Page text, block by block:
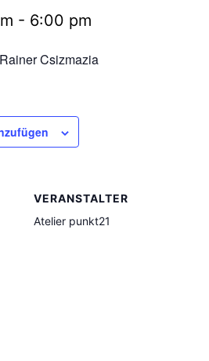
- 6:00 pm
Csizmazia
VERANSTALTER
Atelier punkt21